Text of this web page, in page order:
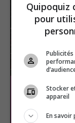
Les
Quipoquiz
pour
Stocker
appareil
En savoir